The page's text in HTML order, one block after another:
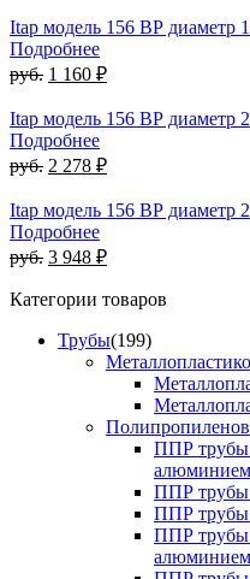
Itap модель 156 ВР диаметр
Подробнее
руб. 1 160 ₽
Itap модель 156 ВР диаметр
Подробнее
руб. 2 278 ₽
Itap модель 156 ВР диаметр
Подробнее
руб. 3 948 ₽
Категории товаров
Трубы(199)
ППР трубы
алюминием
ППР трубы
ППР трубы
ППР трубы
алюминием